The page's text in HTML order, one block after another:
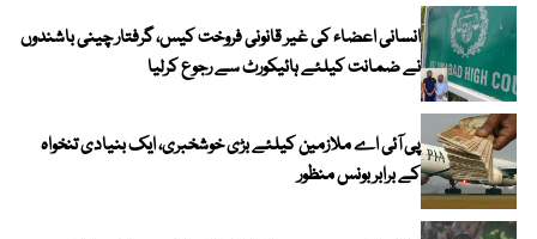
انسانی اعضاء کی غیر قانونی فروخت کیس، گرفتار چینی باشندوں
نے ضمانت کیلئے ہائیکورٹ سے رجوع کرلیا
پی آئی اے ملازمین کیلئے بڑی خوشخبری، ایک بنیادی تنخواہ
کے برابر بونس منظور